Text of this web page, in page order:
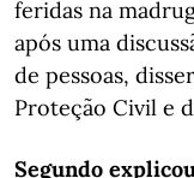
feridas na
após uma
de pessoas,
Proteção Civil e
Segundo